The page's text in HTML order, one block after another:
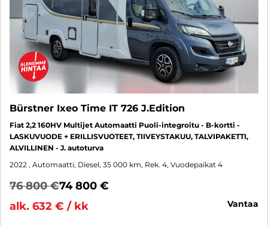
Bürstner Ixeo Time IT 726 J.Edition
Fiat 2,2 160HV Multijet Automaatti Puoli-integroitu - B-kortti -
LASKUVUODE + ERILLISVUOTEET, TIIVEYSTAKUU, TALVIPAKETTI,
ALVILLINEN - J. autoturva
2022 , Automaatti, Diesel, 35 000 km, Rek. 4, Vuodepaikat 4
76 800 €74 800 €
alk. 632 € / kk
vantaa